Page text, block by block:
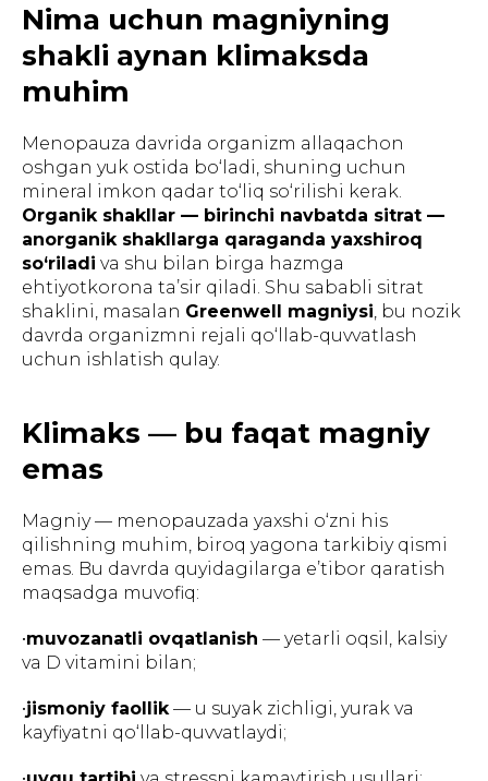
Nima uchun magniyning
shakli aynan klimaksda
muhim
Menopauza davrida organizm allaqachon
oshgan yuk ostida bo‘ladi, shuning uchun
mineral imkon qadar to‘liq so‘rilishi kerak.
Organik shakllar — birinchi navbatda sitrat —
anorganik shakllarga qaraganda yaxshiroq
so‘riladi va shu bilan birga hazmga
ehtiyotkorona ta’sir qiladi. Shu sababli sitrat
shaklini, masalan Greenwell magniysi , bu nozik
davrda organizmni rejali qo‘llab-quvvatlash
uchun ishlatish qulay.
Klimaks — bu faqat magniy
emas
Magniy — menopauzada yaxshi o‘zni his
qilishning muhim, biroq yagona tarkibiy qismi
emas. Bu davrda quyidagilarga e’tibor qaratish
maqsadga muvofiq:
•muvozanatli ovqatlanish — yetarli oqsil, kalsiy
va D vitamini bilan;
•jismoniy faollik — u suyak zichligi, yurak va
kayfiyatni qo‘llab-quvvatlaydi;